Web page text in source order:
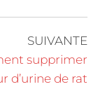
SUIVANTE
supprimer
d’urine de rat